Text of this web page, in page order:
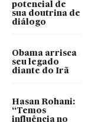
potencial de
sua doutrina de
diálogo
Obama arrisca
seu legado
diante do Irã
Hasan Rohani:
“Temos
influência no